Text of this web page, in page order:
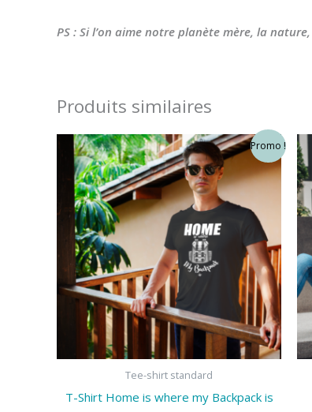
PS : Si l’on aime notre planète mère, la
Produits similaires
Promo !
Tee-shirt standard
T-Shirt Home is where my Backpack is